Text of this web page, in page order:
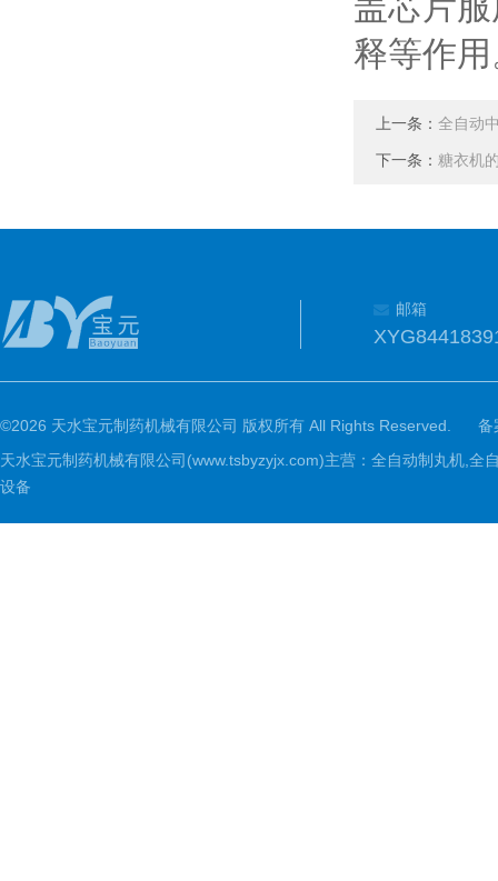
释等作
上一条： 全自动
下一条： 糖衣机
邮箱
©2026 天水宝元制药机械有限公司 版权所有 All Rights Reserved.
备
天水宝元制药机械有限公司(www.tsbyzyjx.com)主营：全自动制丸机,
设备